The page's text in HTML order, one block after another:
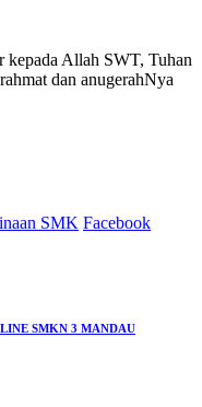
Allah SWT, Tuhan
dan anugerahNya
SMK Facebook
SMKN 3 MANDAU